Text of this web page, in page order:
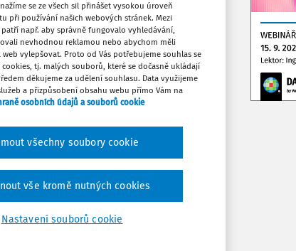
nových
centru dění na
zastoupena, je
AI. Jeho hlavním
a učinit je tak
zaměří na
zejména pak na
Tisknout
Sdílet
se ze všech sil přinášet vysokou úroveň
při používání našich webových stránek. Mezi
např. aby správně fungovalo vyhledávání,
nevhodnou reklamou nebo abychom měli
vylepšovat. Proto od Vás potřebujeme souhlas se
tj. malých souborů, které se dočasně ukládají
děkujeme za udělení souhlasu. Data využijeme
a přizpůsobení obsahu webu přímo Vám na
osobních údajů a souborů cookie
Nastavení souborů cookie
vše kromě nutných cookies
všechny soubory cookie